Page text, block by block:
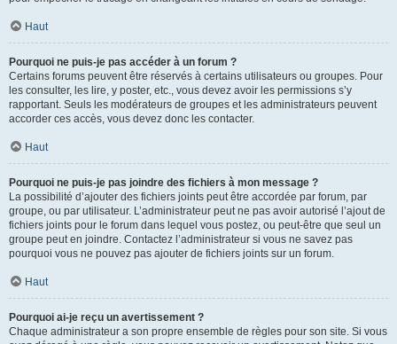
Haut
Pourquoi ne puis-je pas accéder à un forum ?
Certains forums peuvent être réservés à certains utilisateurs ou groupes. Pour
les consulter, les lire, y poster, etc., vous devez avoir les permissions s’y
rapportant. Seuls les modérateurs de groupes et les administrateurs peuvent
accorder ces accès, vous devez donc les contacter.
Haut
Pourquoi ne puis-je pas joindre des fichiers à mon message ?
La possibilité d’ajouter des fichiers joints peut être accordée par forum, par
groupe, ou par utilisateur. L’administrateur peut ne pas avoir autorisé l’ajout de
fichiers joints pour le forum dans lequel vous postez, ou peut-être que seul un
groupe peut en joindre. Contactez l’administrateur si vous ne savez pas
pourquoi vous ne pouvez pas ajouter de fichiers joints sur un forum.
Haut
Pourquoi ai-je reçu un avertissement ?
Chaque administrateur a son propre ensemble de règles pour son site. Si vous